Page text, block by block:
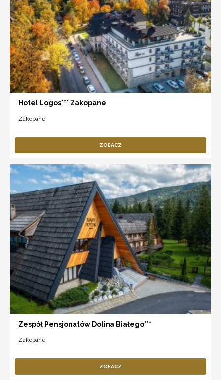
Hotel Logos*** Zakopane
Zakopane
ZOBACZ
Zespół Pensjonatów Dolina Białego***
Zakopane
ZOBACZ